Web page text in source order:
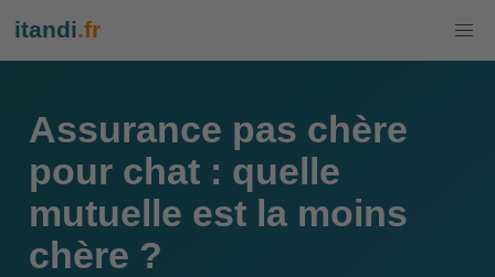
itandi.fr
Assurance pas chère
pour chat : quelle
mutuelle est la moins
chère ?